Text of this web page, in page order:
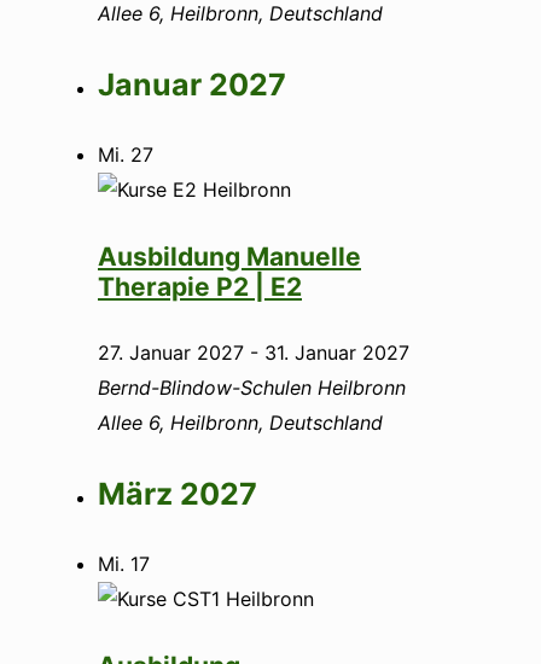
Allee 6, Heilbronn, Deutschland
Januar 2027
Mi. 27
Ausbildung Manuelle
Therapie P2 | E2
27. Januar 2027 - 31. Januar 2027
Bernd-Blindow-Schulen Heilbronn
Allee 6, Heilbronn, Deutschland
März 2027
Mi. 17